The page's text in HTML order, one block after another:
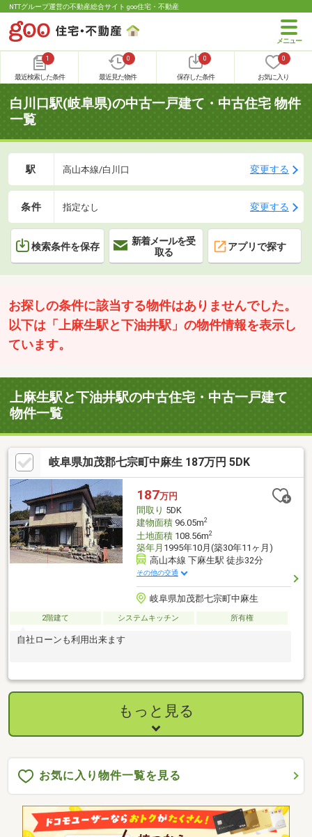
NTTグループ運営の不動産総合サイト goo住宅・不動産
1
最近検索した条件
0
最近見た物件
0
保存した条件
0
お気に入り
白川口駅(岐阜県)の中古一戸建て・中古住宅 物件
一覧
駅 高山本線/白川口 変更する
条件 指定なし 変更する
検索条件を保存
新着メールを受
取る
アプリで探す
お探しの条件に該当する物件はありませんでした。
以下は「上麻生駅と下油井駅」の物件情報を表示し
ています。
上麻生駅と下油井駅の中古住宅・中古一戸建て
物件一覧
岐阜県加茂郡七宗町中麻生 187万円 5DK
187万円
間取り 5DK
建物面積96.05m2
土地面積108.56m2
築年月 1995年10月(築30年11ヶ月)
高山本線 下麻生駅 徒歩32分
その他の交通
岐阜県加茂郡七宗町中麻生
2階建て システムキッチン 所有権
自社ローンも利用出来ます
もっと見る
お気に入り物件一覧を見る